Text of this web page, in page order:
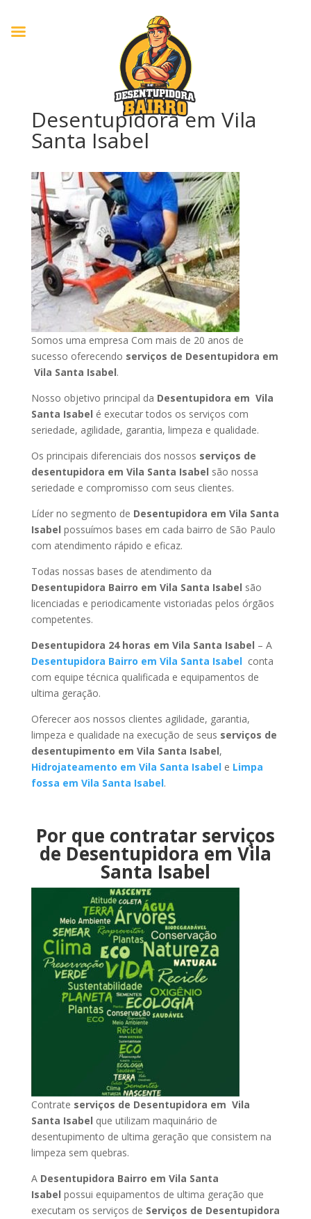
Desentupidora em Vila
Santa Isabel
Somos uma empresa Com mais de 20 anos de
sucesso oferecendo serviços de Desentupidora em
Vila Santa Isabel.
Nosso objetivo principal da Desentupidora em Vila
Santa Isabel é executar todos os serviços com
seriedade, agilidade, garantia, limpeza e qualidade.
Os principais diferenciais dos nossos serviços de
desentupidora em Vila Santa Isabel são nossa
seriedade e compromisso com seus clientes.
Líder no segmento de Desentupidora em Vila Santa
Isabel possuímos bases em cada bairro de São Paulo
com atendimento rápido e eficaz.
Todas nossas bases de atendimento da
Desentupidora Bairro em Vila Santa Isabel são
licenciadas e periodicamente vistoriadas pelos órgãos
competentes.
Desentupidora 24 horas em Vila Santa Isabel – A
Desentupidora Bairro em Vila Santa Isabel conta
com equipe técnica qualificada e equipamentos de
ultima geração.
Oferecer aos nossos clientes agilidade, garantia,
limpeza e qualidade na execução de seus serviços de
desentupimento em Vila Santa Isabel,
Hidrojateamento em Vila Santa Isabele Limpa
fossa em Vila Santa Isabel.
Por que contratar serviços
de Desentupidora em Vila
Santa Isabel
Contrate serviços de Desentupidora em Vila
Santa Isabel que utilizam maquinário de
desentupimento de ultima geração que consistem na
limpeza sem quebras.
A Desentupidora Bairro em Vila Santa
Isabel possui equipamentos de ultima geração que
executam os serviços de Serviços de Desentupidora